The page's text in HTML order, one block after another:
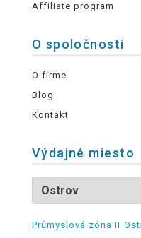
Affiliate program
O spoločnosti
O firme
Blog
Kontakt
Výdajné miesto
Průmyslová zóna II